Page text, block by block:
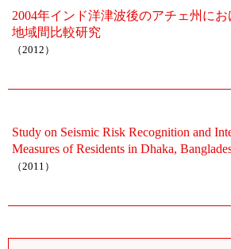
2004年インド洋津波後のアチェ州に
地域間比較研究
（2012）
Study on Seismic Risk Recognition and
Measures of Residents in Dhaka,
（2011）